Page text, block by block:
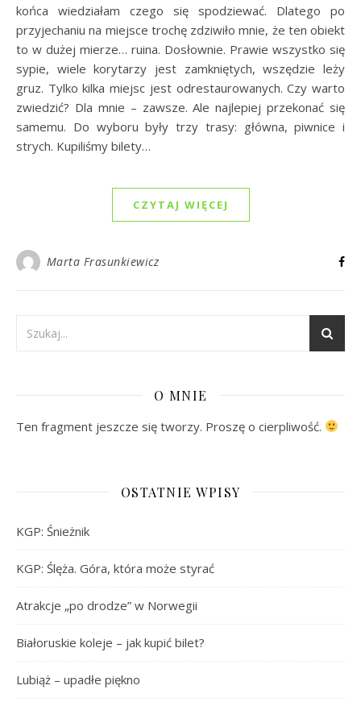
końca wiedziałam czego się spodziewać. Dlatego po
przyjechaniu na miejsce trochę zdziwiło mnie, że ten obiekt
to w dużej mierze… ruina. Dosłownie. Prawie wszystko się
sypie, wiele korytarzy jest zamkniętych, wszędzie leży
gruz. Tylko kilka miejsc jest odrestaurowanych. Czy warto
zwiedzić? Dla mnie – zawsze. Ale najlepiej przekonać się
samemu. Do wyboru były trzy trasy: główna, piwnice i
strych. Kupiliśmy bilety…
CZYTAJ WIĘCEJ
Marta Frasunkiewicz
O MNIE
Ten fragment jeszcze się tworzy. Proszę o cierpliwość.
OSTATNIE WPISY
KGP: Śnieżnik
KGP: Ślęża. Góra, która może styrać
Atrakcje „po drodze” w Norwegii
Białoruskie koleje – jak kupić bilet?
Lubiąż – upadłe piękno